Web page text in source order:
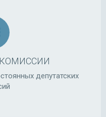
депутатских